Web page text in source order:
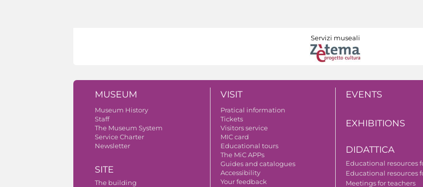
Servizi museali
MUSEUM
Museum History
Staff
The Museum System
Service Charter
Newsletter
SITE
The building
VISIT
Pratical information
Tickets
Visitors service
MIC card
Educational tours
The MiC APPs
Guides and catalogues
Accessibility
Your feedback
EVENTS
EXHIBITIONS
DIDATTICA
Educational resources
Educational resources
Meetings for teachers